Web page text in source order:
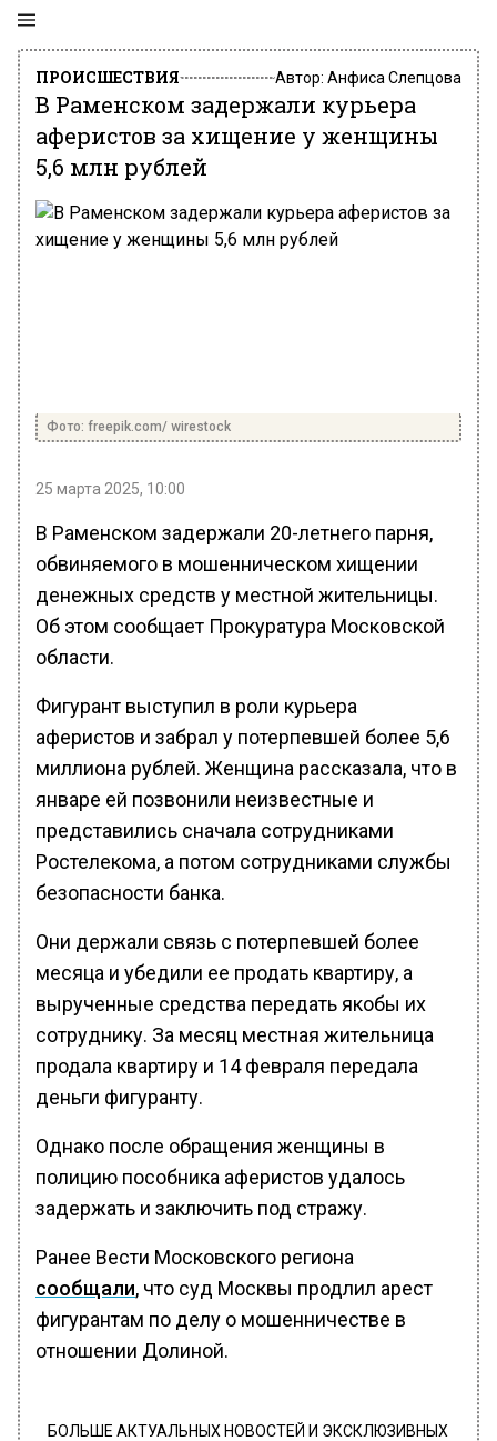
ПРОИСШЕСТВИЯ Автор: Анфиса Слепцова
В Раменском задержали курьера
аферистов за хищение у женщины
5,6 млн рублей
Фото: freepik.com/ wirestock
25 марта 2025, 10:00
В Раменском задержали 20-летнего парня,
обвиняемого в мошенническом хищении
денежных средств у местной жительницы.
Об этом сообщает Прокуратура Московской
области.
Фигурант выступил в роли курьера
аферистов и забрал у потерпевшей более 5,6
миллиона рублей. Женщина рассказала, что в
январе ей позвонили неизвестные и
представились сначала сотрудниками
Ростелекома, а потом сотрудниками службы
безопасности банка.
Они держали связь с потерпевшей более
месяца и убедили ее продать квартиру, а
вырученные средства передать якобы их
сотруднику. За месяц местная жительница
продала квартиру и 14 февраля передала
деньги фигуранту.
Однако после обращения женщины в
полицию пособника аферистов удалось
задержать и заключить под стражу.
Ранее Вести Московского региона
сообщали, что суд Москвы продлил арест
фигурантам по делу о мошенничестве в
отношении Долиной.
БОЛЬШЕ АКТУАЛЬНЫХ НОВОСТЕЙ И ЭКСКЛЮЗИВНЫХ